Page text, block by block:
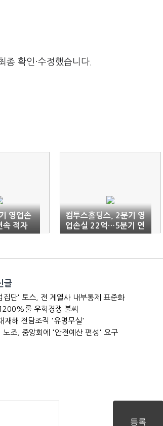
확인·수정했습니다.
영업손
적자
컴투스홀딩스, 2분기 영
업손실 22억…5분기 연
속 적자
글
집단' 토스, 전 계열사 내부통제 표준화
룰 우회경쟁 불씨
재해 전담조직 '유명무실'
노조, 중앙회에 '안전예산 편성' 요구